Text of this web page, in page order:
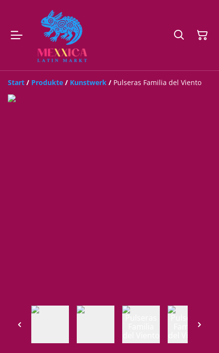
Start / Produkte / Kunstwerk / Pulseras Familia del Viento